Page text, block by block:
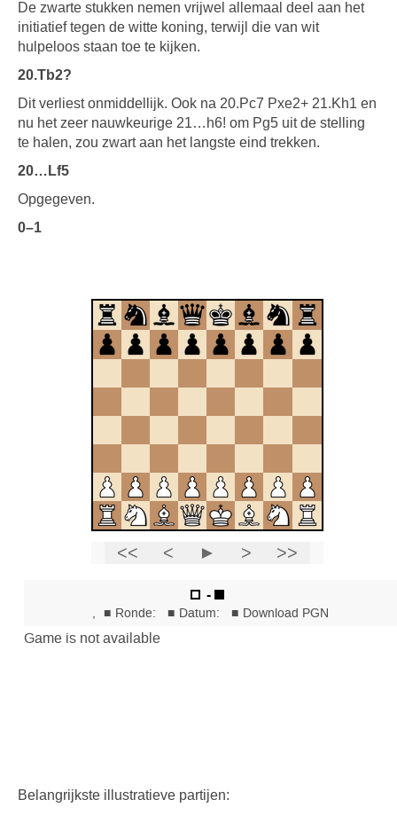
De zwarte stukken nemen vrijwel allemaal deel aan het
initiatief tegen de witte koning, terwijl die van wit
hulpeloos staan toe te kijken.
20.Tb2?
Dit verliest onmiddellijk. Ook na 20.Pc7 Pxe2+ 21.Kh1 en
nu het zeer nauwkeurige 21…h6! om Pg5 uit de stelling
te halen, zou zwart aan het langste eind trekken.
20…Lf5
Opgegeven.
0–1
Belangrijkste illustratieve partijen: